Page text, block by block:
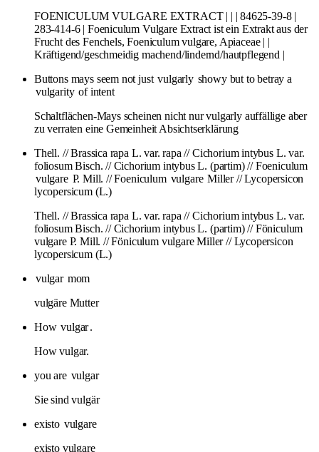
FOENICULUM VULGARE EXTRACT | | | 84625-39-8 |
283-414-6 | Foeniculum Vulgare Extract ist ein Extrakt aus der
Frucht des Fenchels, Foeniculum vulgare, Apiaceae | |
Kräftigend/geschmeidig machend/lindernd/hautpflegend |
Buttons mays seem not just vulgarly showy but to betray a
vulgarity of intent
Schaltflächen-Mays scheinen nicht nur vulgarly auffällige aber
zu verraten eine Gemeinheit Absichtserklärung
Thell. // Brassica rapa L. var. rapa // Cichorium intybus L. var.
foliosum Bisch. // Cichorium intybus L. (partim) // Foeniculum
vulgare P. Mill. // Foeniculum vulgare Miller // Lycopersicon
lycopersicum (L.)
Thell. // Brassica rapa L. var. rapa // Cichorium intybus L. var.
foliosum Bisch. // Cichorium intybus L. (partim) // Föniculum
vulgare P. Mill. // Föniculum vulgare Miller // Lycopersicon
lycopersicum (L.)
vulgar mom
vulgäre Mutter
How vulgar.
How vulgar.
you are vulgar
Sie sind vulgär
existo vulgare
existo vulgare